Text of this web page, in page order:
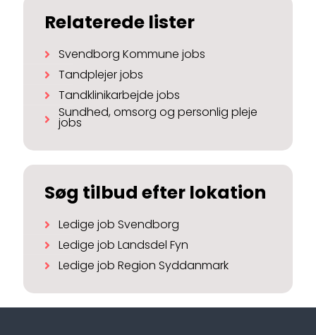
Relaterede lister
Svendborg Kommune jobs
Tandplejer jobs
Tandklinikarbejde jobs
Sundhed, omsorg og personlig pleje
jobs
Søg tilbud efter lokation
Ledige job Svendborg
Ledige job Landsdel Fyn
Ledige job Region Syddanmark